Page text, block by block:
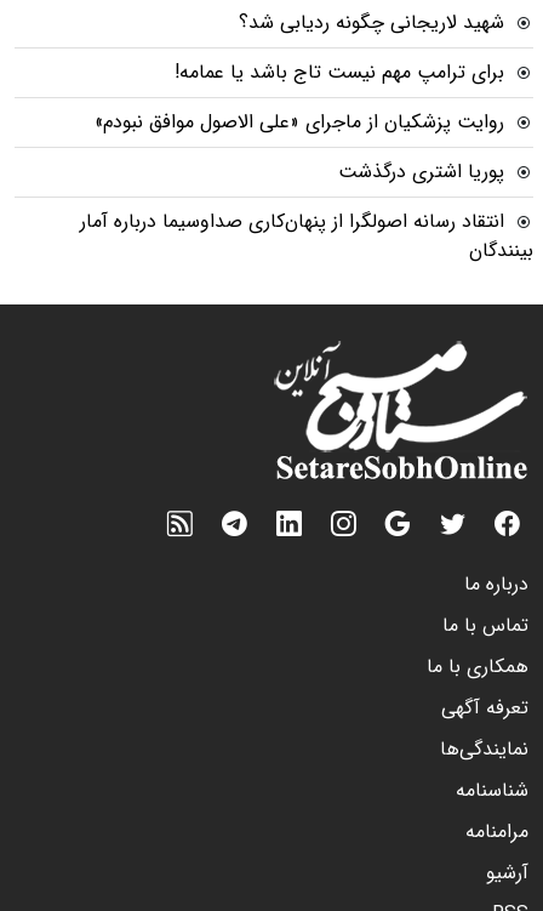
شهید لاریجانی چگونه ردیابی شد؟
برای ترامپ مهم نیست تاج باشد یا عمامه!
روایت پزشکیان از ماجرای «علی الاصول موافق نبودم»
پوریا اشتری درگذشت
انتقاد رسانه اصولگرا از پنهان‌کاری صداوسیما درباره آمار
بینندگان
درباره ما
تماس با ما
همکاری با ما
تعرفه آگهی
نمایندگی‌ها
شناسنامه
مرامنامه
آرشیو